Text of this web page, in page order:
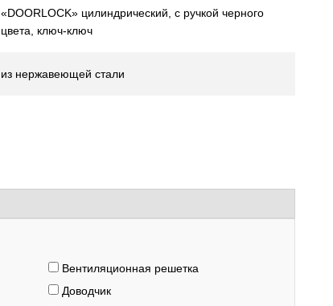
«DOORLOCK» цилиндрический, с ручкой черного
цвета, ключ-ключ
из нержавеющей стали
Вентиляционная решетка
Доводчик